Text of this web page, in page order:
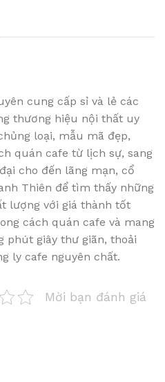
cung cấp sỉ và lẻ các
thương hiệu nội thất uy
loại, mẫu mã đẹp,
quán cafe từ lịch sự, sang
cho đến lãng mạn, cổ
Thiên để tìm thấy những
lượng với giá thành tốt
cách quán cafe và mang
phút giây thư giãn, thoải
ly cafe nguyên chất.
Mời bạn đánh giá